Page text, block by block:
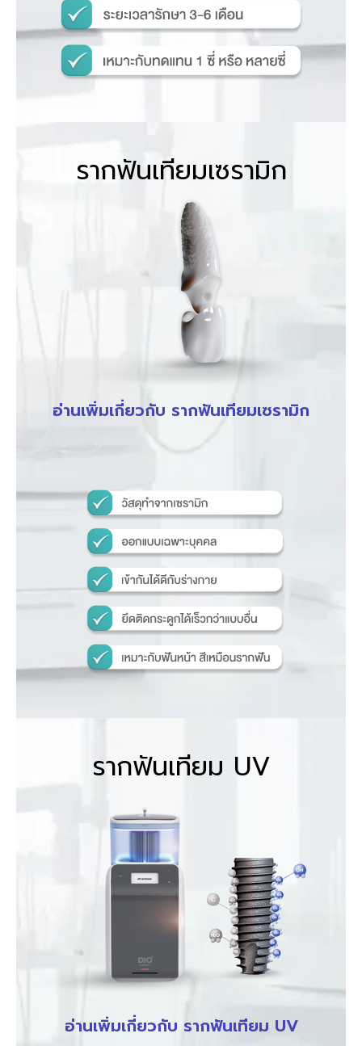
รากฟันเทียมเซรามิก
อ่านเพิ่มเกี่ยวกับ รากฟันเทียมเซรามิก
รากฟันเทียม UV
อ่านเพิ่มเกี่ยวกับ รากฟันเทียม UV